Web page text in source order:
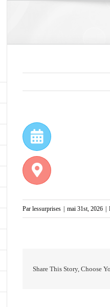
Par lessurprises mai 31st, 2026
Share This Story, Choose